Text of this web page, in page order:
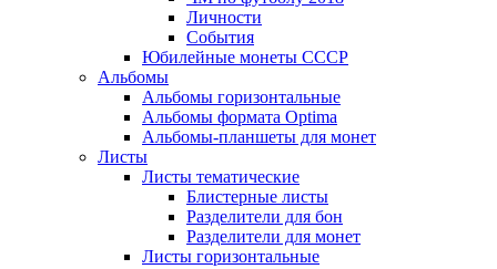
Личности
События
Юбилейные монеты СССР
Альбомы
Альбомы горизонтальные
Альбомы формата Optima
Альбомы-планшеты для монет
Листы
Листы тематические
Блистерные листы
Разделители для бон
Разделители для монет
Листы горизонтальные